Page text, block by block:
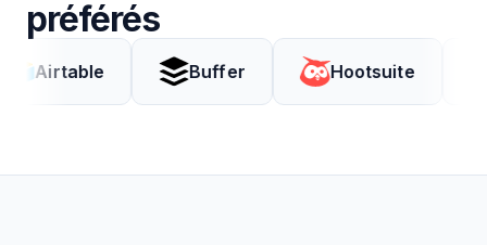
préférés
Buffer Hootsuite